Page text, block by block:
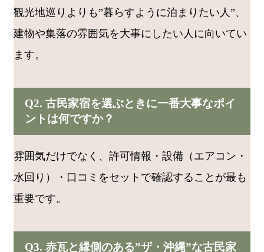
観光地巡りよりも”暮らすように泊まりたい人”、
建物や集落の雰囲気を大事にしたい人に向いてい
ます。
Q2. 古民家宿を選ぶときに一番大事なポイ
ントは何ですか？
雰囲気だけでなく、許可情報・設備（エアコン・
水回り）・口コミをセットで確認することが最も
重要です。
Q3. 赤瓦と縁側のある”ザ・沖縄”な古民家